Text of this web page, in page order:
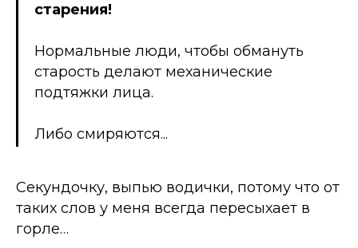
старения!
Нормальные люди, чтобы обмануть
старость делают механические
подтяжки лица.
Либо смиряются...
Секундочку, выпью водички, потому что от
таких слов у меня всегда пересыхает в
горле…